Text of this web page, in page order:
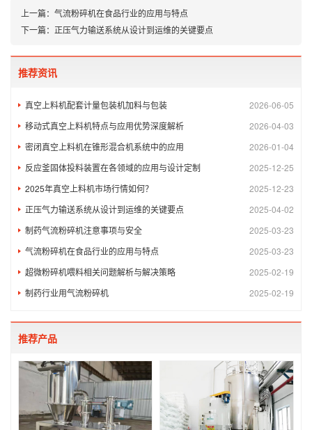
上一篇： 气流粉碎机在食品行业的应用与特点
下一篇： 正压气力输送系统从设计到运维的关键要点
推荐资讯
2026-06-05
真空上料机配套计量包装机加料与包装
2026-04-03
移动式真空上料机特点与应用优势深度解析
2026-01-04
密闭真空上料机在锥形混合机系统中的应用
2025-12-25
反应釜固体投料装置在各领域的应用与设计定制
2025-12-23
2025年真空上料机市场行情如何？
2025-04-02
正压气力输送系统从设计到运维的关键要点
2025-03-23
制药气流粉碎机注意事项与安全​
2025-03-23
气流粉碎机在食品行业的应用与特点
2025-02-19
超微粉碎机喂料相关问题解析与解决策略
2025-02-19
制药行业用气流粉碎机
推荐产品